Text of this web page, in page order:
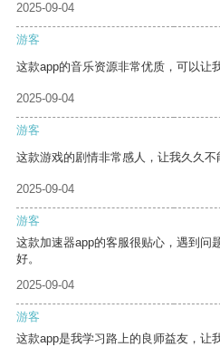
2025-09-04
游客
这款app的音乐资源非常优质，可以让
2025-09-04
游客
这款游戏的剧情非常感人，让我久久不
2025-09-04
游客
这款加速器app的客服很贴心，遇到问
好。
2025-09-04
游客
这款app是我学习路上的良师益友，让